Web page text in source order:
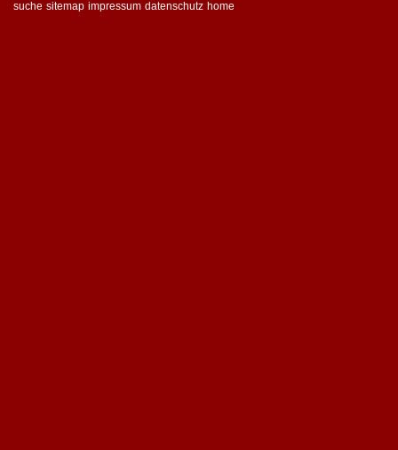
suche sitemap impressum datenschutz home